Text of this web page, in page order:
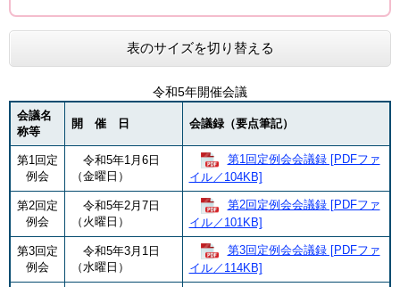
表のサイズを切り替える
令和5年開催会議
会議名
称等
開 催 日 会議録（要点筆記）
第1回定
例会
令和5年1月6日
（金曜日）
第1回定例会会議録 [PDFファ
イル／104KB]
第2回定
例会
令和5年2月7日
（火曜日）
第2回定例会会議録 [PDFファ
イル／101KB]
第3回定
例会
令和5年3月1日
（水曜日）
第3回定例会会議録 [PDFファ
イル／114KB]